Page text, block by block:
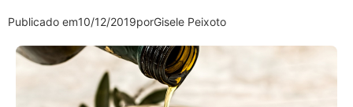
Publicado em10/12/2019porGisele Peixoto